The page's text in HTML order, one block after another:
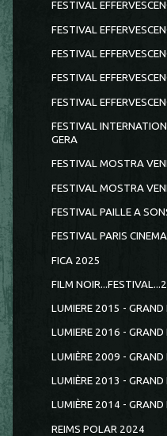
FESTIVAL
FESTIVAL
FESTIVAL
FESTIVAL
FESTIVAL
FESTIVAL
GERA
FESTIVAL MOSTRA
FESTIVAL MOSTRA
FESTIVAL PAILLE A
FESTIVAL PARIS
FICA 2025
FILM
LUMIERE 2015 - GRAND
LUMIERE 2016 - GRAND
LUMIÈRE 2009 - GRAND
LUMIÈRE 2013 - GRAND
LUMIÈRE 2014 - GRAND
REIMS POLAR 2024